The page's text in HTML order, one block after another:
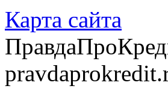
Карта сайта